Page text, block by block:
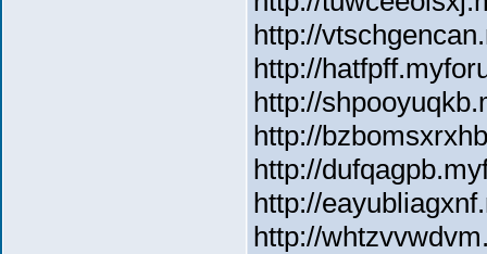
http://
http://
http://
http://
http://
http://
http://